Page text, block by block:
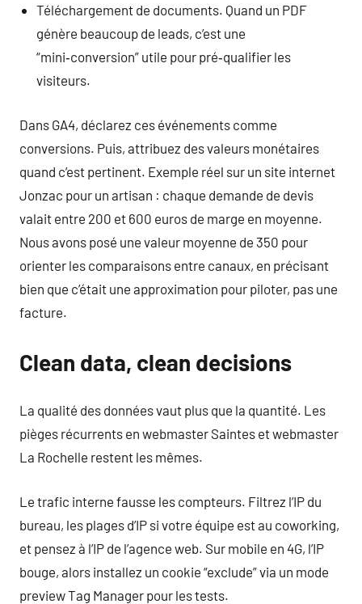
Téléchargement de documents. Quand un PDF
génère beaucoup de leads, c’est une
“mini‑conversion” utile pour pré‑qualifier les
visiteurs.
Dans GA4, déclarez ces événements comme
conversions. Puis, attribuez des valeurs monétaires
quand c’est pertinent. Exemple réel sur un site internet
Jonzac pour un artisan : chaque demande de devis
valait entre 200 et 600 euros de marge en moyenne.
Nous avons posé une valeur moyenne de 350 pour
orienter les comparaisons entre canaux, en précisant
bien que c’était une approximation pour piloter, pas une
facture.
Clean data, clean decisions
La qualité des données vaut plus que la quantité. Les
pièges récurrents en webmaster Saintes et webmaster
La Rochelle restent les mêmes.
Le trafic interne fausse les compteurs. Filtrez l’IP du
bureau, les plages d’IP si votre équipe est au coworking,
et pensez à l’IP de l’agence web. Sur mobile en 4G, l’IP
bouge, alors installez un cookie “exclude” via un mode
preview Tag Manager pour les tests.